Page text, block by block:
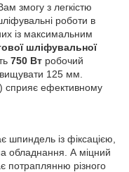
змогу з легкістю
роботи в
із максимальним
шліфувальної
750 Вт робочий
125 мм.
сприяє ефективному
шпиндель із фіксацією,
обладнання. А міцний
потраплянню різного